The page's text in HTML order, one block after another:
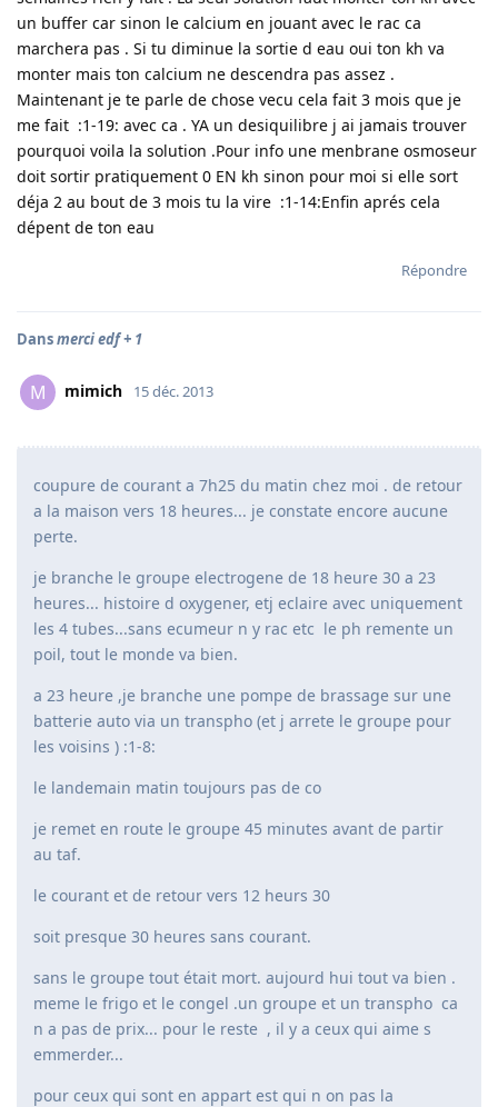
un buffer car sinon le calcium en jouant avec le rac ca
marchera pas . Si tu diminue la sortie d eau oui ton kh va
monter mais ton calcium ne descendra pas assez .
Maintenant je te parle de chose vecu cela fait 3 mois que je
me fait :1-19: avec ca . YA un desiquilibre j ai jamais trouver
pourquoi voila la solution .Pour info une menbrane osmoseur
doit sortir pratiquement 0 EN kh sinon pour moi si elle sort
déja 2 au bout de 3 mois tu la vire :1-14:Enfin aprés cela
dépent de ton eau
Répondre
Dansmerci edf + 1
M mimich 15 déc. 2013
coupure de courant a 7h25 du matin chez moi . de retour
a la maison vers 18 heures... je constate encore aucune
perte.
je branche le groupe electrogene de 18 heure 30 a 23
heures... histoire d oxygener, etj eclaire avec uniquement
les 4 tubes...sans ecumeur n y rac etc le ph remente un
poil, tout le monde va bien.
a 23 heure ,je branche une pompe de brassage sur une
batterie auto via un transpho (et j arrete le groupe pour
les voisins ) :1-8:
le landemain matin toujours pas de co
je remet en route le groupe 45 minutes avant de partir
au taf.
le courant et de retour vers 12 heurs 30
soit presque 30 heures sans courant.
sans le groupe tout était mort. aujourd hui tout va bien .
meme le frigo et le congel .un groupe et un transpho ca
n a pas de prix... pour le reste , il y a ceux qui aime s
emmerder...
pour ceux qui sont en appart est qui n on pas la